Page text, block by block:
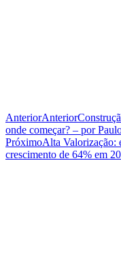
AnteriorAnterior
onde começar? – por
PróximoAlta Valorização:
crescimento de 64% em